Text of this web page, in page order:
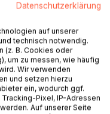
Datenschutzerklärung
auf unserer
technisch notwendig.
(z. B. Cookies oder
um zu messen, wie häufig
Wir verwenden
und setzen hierzu
ein, wodurch ggf.
Pixel, IP-Adressen
Auf unserer Seite